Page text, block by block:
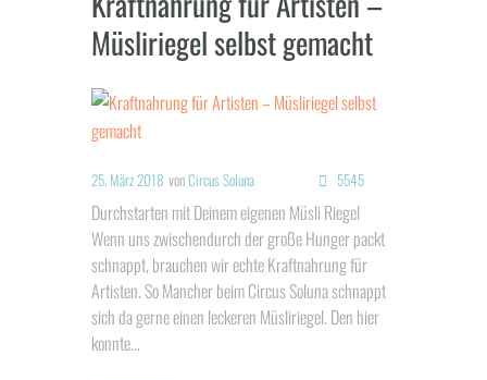
Müsliriegel selbst gemacht
25. März 2018 vonCircus Soluna 5545
Durchstarten mit Deinem eigenen Müsli Riegel
Wenn uns zwischendurch der große Hunger packt
schnappt, brauchen wir echte Kraftnahrung für
Artisten. So Mancher beim Circus Soluna schnappt
sich da gerne einen leckeren Müsliriegel. Den hier
konnte...